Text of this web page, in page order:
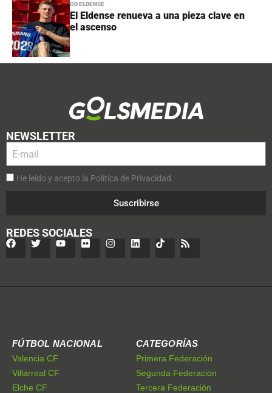
CD ELDENSE
El Eldense renueva a una pieza clave en
el ascenso
NEWSLETTER
He leído y acepto la Política de Privacidad.
Suscribirse
REDES SOCIALES
FÚTBOL NACIONAL
Valencia CF
Villarreal CF
Elche CF
CATEGORÍAS
Primera Federación
Segunda Federación
Tercera Federación